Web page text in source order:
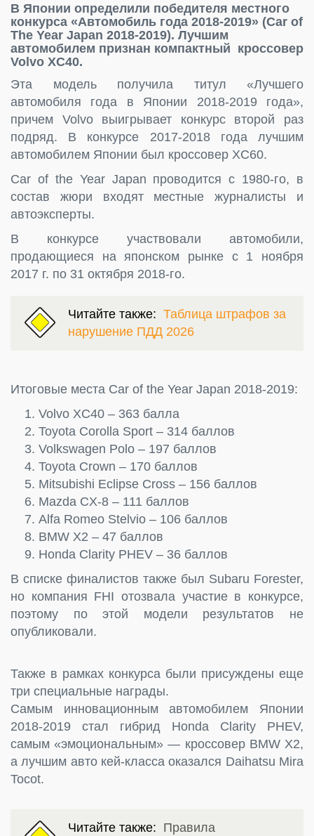
В Японии определили победителя местного
конкурса «Автомобиль года 2018-2019» (Car of
The Year Japan 2018-2019). Лучшим
автомобилем признан компактный кроссовер
Volvo XC40.
Эта модель получила титул «Лучшего
автомобиля года в Японии 2018-2019 года»,
причем Volvo выигрывает конкурс второй раз
подряд. В конкурсе 2017-2018 года лучшим
автомобилем Японии был кроссовер XC60.
Car of the Year Japan проводится с 1980-го, в
состав жюри входят местные журналисты и
автоэксперты.
В конкурсе участвовали автомобили,
продающиеся на японском рынке с 1 ноября
2017 г. по 31 октября 2018-го.
Читайте также: Таблица штрафов за
нарушение ПДД 2026
Итоговые места Car of the Year Japan 2018-2019:
Volvo XC40 – 363 балла
Toyota Corolla Sport – 314 баллов
Volkswagen Polo – 197 баллов
Toyota Crown – 170 баллов
Mitsubishi Eclipse Cross – 156 баллов
Mazda CX-8 – 111 баллов
Alfa Romeo Stelvio – 106 баллов
BMW X2 – 47 баллов
Honda Clarity PHEV – 36 баллов
В списке финалистов также был Subaru Forester,
но компания FHI отозвала участие в конкурсе,
поэтому по этой модели результатов не
опубликовали.
Также в рамках конкурса были присуждены еще
три специальные награды.
Самым инновационным автомобилем Японии
2018-2019 стал гибрид Honda Clarity PHEV,
самым «эмоциональным» — кроссовер BMW X2,
а лучшим авто кей-класса оказался Daihatsu Mira
Tocot.
Читайте также: Правила